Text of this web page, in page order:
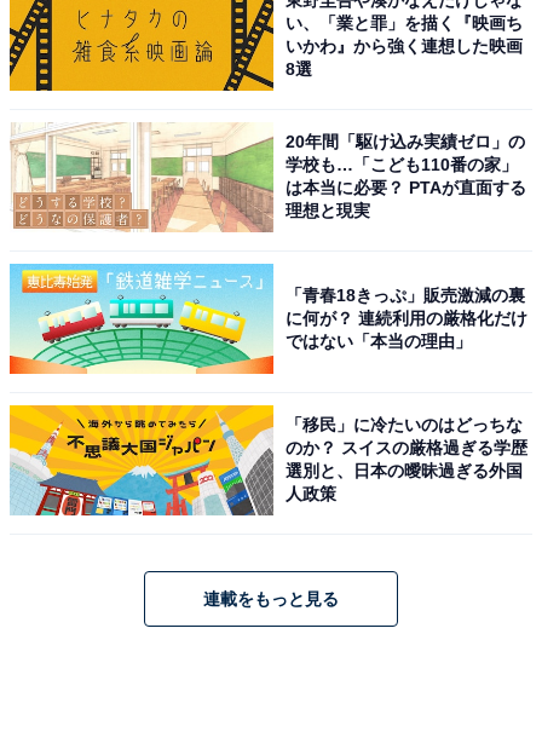
い、「業と罪」を描く『映画ち
いかわ』から強く連想した映画
8選
20年間「駆け込み実績ゼロ」の
学校も…「こども110番の家」
は本当に必要？ PTAが直面する
理想と現実
「青春18きっぷ」販売激減の裏
に何が？ 連続利用の厳格化だけ
ではない「本当の理由」
「移民」に冷たいのはどっちな
のか？ スイスの厳格過ぎる学歴
選別と、日本の曖昧過ぎる外国
人政策
連載をもっと見る